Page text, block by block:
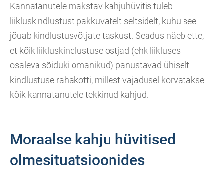
Kannatanutele makstav kahjuhüvitis tuleb
liikluskindlustust pakkuvatelt seltsidelt, kuhu see
jõuab kindlustusvõtjate taskust. Seadus näeb ette,
et kõik liikluskindlustuse ostjad (ehk liikluses
osaleva sõiduki omanikud) panustavad ühiselt
kindlustuse rahakotti, millest vajadusel korvatakse
kõik kannatanutele tekkinud kahjud.
Moraalse kahju hüvitised
olmesituatsioonides